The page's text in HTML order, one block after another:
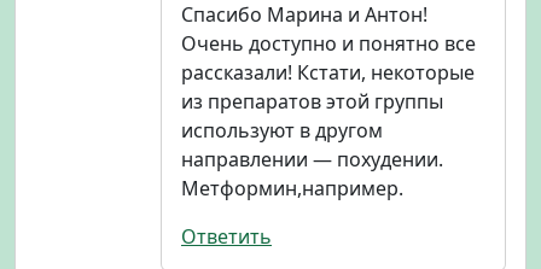
Спасибо Марина и Антон!
Очень доступно и понятно все
рассказали! Кстати, некоторые
из препаратов этой группы
используют в другом
направлении — похудении.
Метформин,например.
Ответить